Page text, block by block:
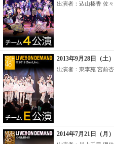
出演者：込山榛香 佐々
2013年9月28日（土
出演者：東李苑 宮前杏
2014年7月21日（月